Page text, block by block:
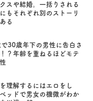
スや結婚。一括りされる
もそれぞれ別のストーリ
る
30歳年下の男性に告白さ
？年齢を重ねるほどモテ
理解するにはエロをし
ッドで男女の機微がわか